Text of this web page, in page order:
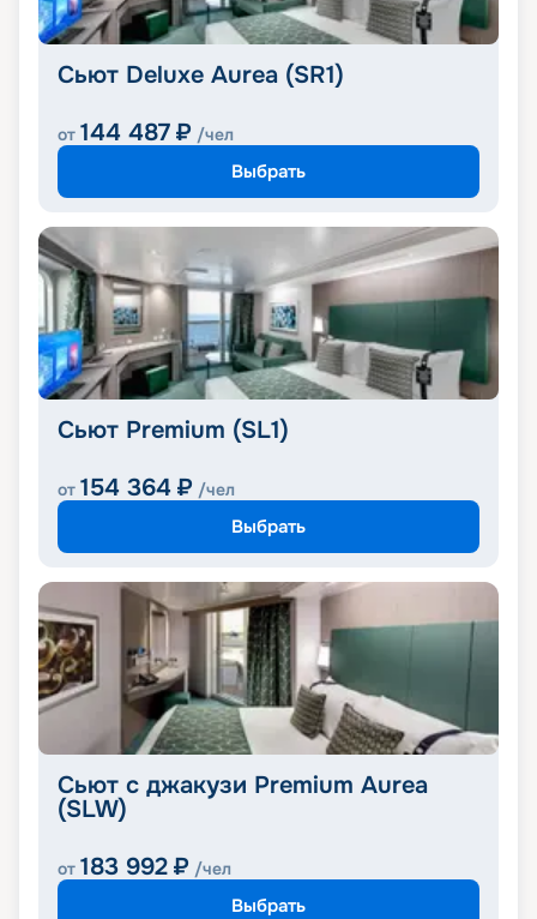
Сьют Deluxe Aurea (SR1)
от 144 487 ₽ /чел
Выбрать
Сьют Premium (SL1)
от 154 364 ₽ /чел
Выбрать
Сьют с джакузи Premium Aurea
(SLW)
от 183 992 ₽ /чел
Выбрать